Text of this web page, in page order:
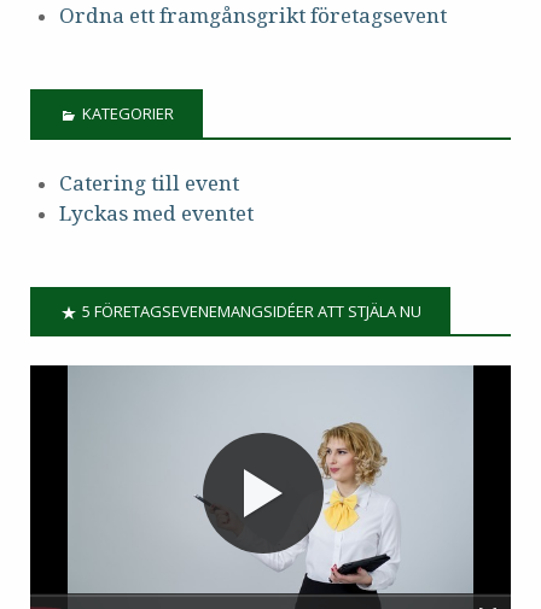
Ordna ett framgånsgrikt företagsevent
KATEGORIER
Catering till event
Lyckas med eventet
5 FÖRETAGSEVENEMANGSIDÉER ATT STJÄLA NU